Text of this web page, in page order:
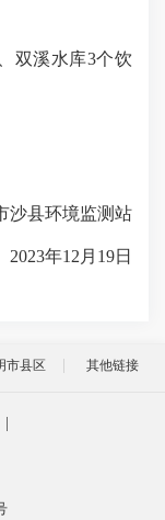
溪水库3个饮
县环境监测站
年12月19日
市县区 其他链接